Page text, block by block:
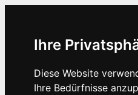
Ihre
Diese Website
Ihre Bedürfnisse